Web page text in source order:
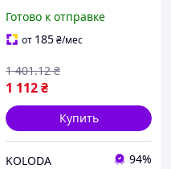
подходит для палаток и
навесов
Готово к отправке
от 185₴/мес
1 112₴
1 401.12 ₴
Купить
KOLODA 94%